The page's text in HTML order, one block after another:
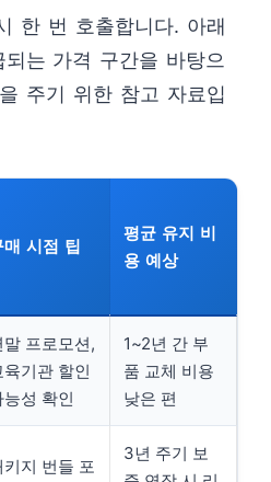
한 번 호출합니다. 아래
는 가격 구간을 바탕으
주기 위한 참고 자료입
매 시점 팁
평균 유지 비
용 예상
말 프로모션,
육기관 할인
능성 확인
1~2년 간 부
품 교체 비용
낮은 편
키지 번들 포
3년 주기 보